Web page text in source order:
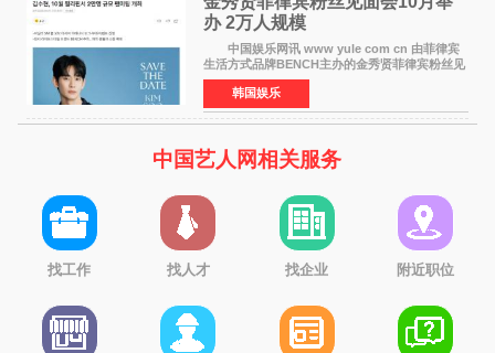
办 2万人规模
中国娱乐网讯 www yule com cn 由菲律宾
生活方式品牌BENCH主办的金秀贤菲律宾粉丝见
面会，将于10月2日在马尼拉SM Mall of
Asia（MOA）竞技场举行，预计规模达2万人。
这也是金秀贤自去年陷
韩国娱乐
中国艺人网相关服务
找工作 找人才 找企业 附近职位